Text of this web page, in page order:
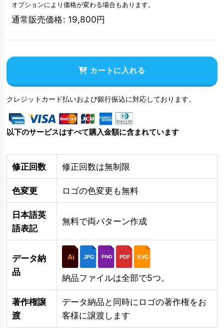
オプションにより価格が変わる場合もあります。
通常販売価格: 19,800円
カートに入れる
クレジットカード払いおよび銀行振込に対応しております。
以下のサービスはすべて購入金額に含まれています
修正回数 修正回数は無制限
色変更 ロゴの色変更も無料
日本語英
語表記
無料で両パターン作成
データ納
品
Ai JPG PNG PDF SVG
納品ファイルは全部で5つ。
著作権譲
渡
データ納品と同時にロゴの著作権をお
客様に譲渡します